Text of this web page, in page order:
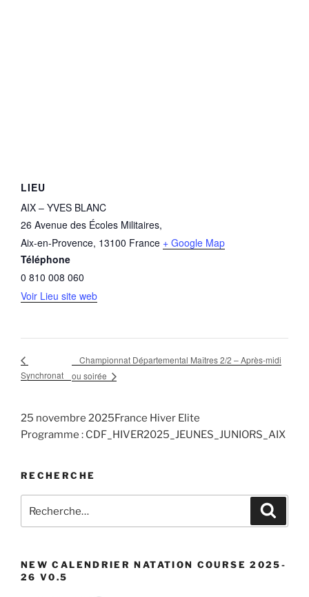
LIEU
AIX – YVES BLANC
26 Avenue des Écoles Militaires,
Aix-en-Provence, 13100 France + Google Map
Téléphone
0 810 008 060
Voir Lieu site web
Synchronat
Championnat Départemental Maîtres 2/2 – Après-midi
ou soirée
25 novembre 2025France Hiver Elite
Programme : CDF_HIVER2025_JEUNES_JUNIORS_AIX
RECHERCHE
pour
NEW CALENDRIER NATATION COURSE 2025-
26 V0.5